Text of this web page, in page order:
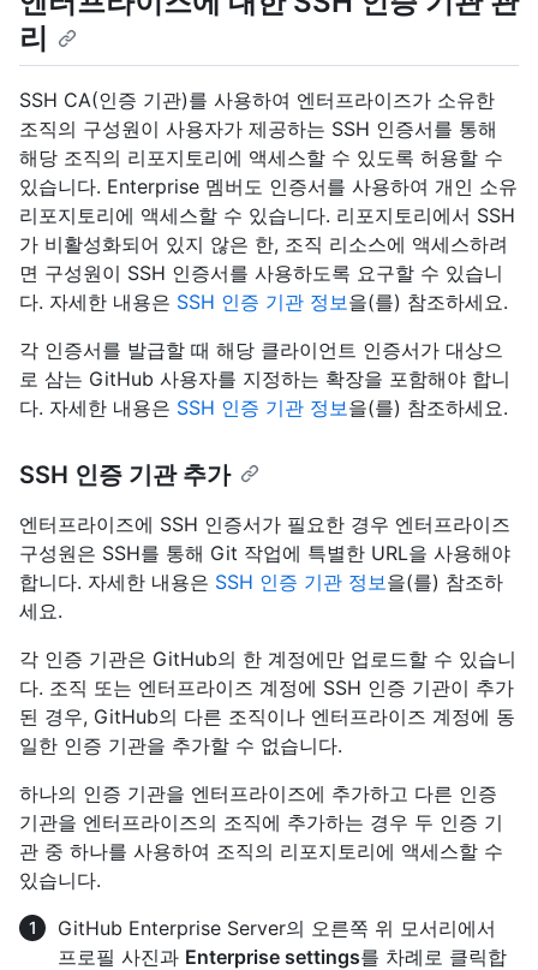
리
SSH CA(인증 기관)를 사용하여 엔터프라이즈가 소유한
조직의 구성원이 사용자가 제공하는 SSH 인증서를 통해
해당 조직의 리포지토리에 액세스할 수 있도록 허용할 수
있습니다. Enterprise 멤버도 인증서를 사용하여 개인 소유
리포지토리에 액세스할 수 있습니다. 리포지토리에서 SSH
가 비활성화되어 있지 않은 한, 조직 리소스에 액세스하려
면 구성원이 SSH 인증서를 사용하도록 요구할 수 있습니
다. 자세한 내용은 SSH 인증 기관 정보 을(를) 참조하세요.
각 인증서를 발급할 때 해당 클라이언트 인증서가 대상으
로 삼는 GitHub 사용자를 지정하는 확장을 포함해야 합니
다. 자세한 내용은 SSH 인증 기관 정보 을(를) 참조하세요.
SSH 인증 기관 추가
엔터프라이즈에 SSH 인증서가 필요한 경우 엔터프라이즈
구성원은 SSH를 통해 Git 작업에 특별한 URL을 사용해야
합니다. 자세한 내용은 SSH 인증 기관 정보 을(를) 참조하
세요.
각 인증 기관은 GitHub의 한 계정에만 업로드할 수 있습니
다. 조직 또는 엔터프라이즈 계정에 SSH 인증 기관이 추가
된 경우, GitHub의 다른 조직이나 엔터프라이즈 계정에 동
일한 인증 기관을 추가할 수 없습니다.
하나의 인증 기관을 엔터프라이즈에 추가하고 다른 인증
기관을 엔터프라이즈의 조직에 추가하는 경우 두 인증 기
관 중 하나를 사용하여 조직의 리포지토리에 액세스할 수
있습니다.
GitHub Enterprise Server의 오른쪽 위 모서리에서
프로필 사진과 Enterprise settings를 차례로 클릭합